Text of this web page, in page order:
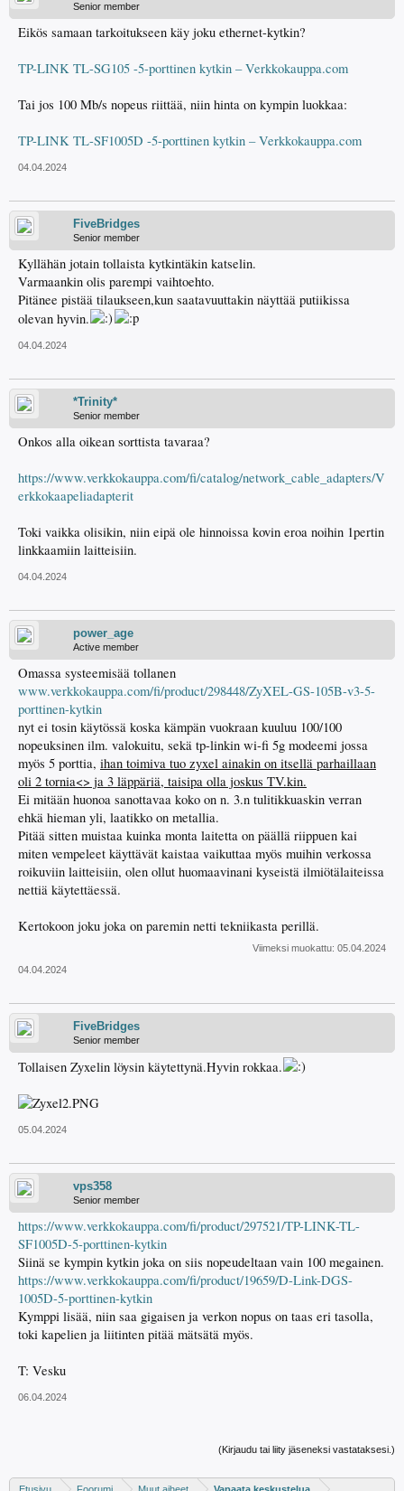
Senior member
Eikös samaan tarkoitukseen käy joku ethernet-kytkin?
TP-LINK TL-SG105 -5-porttinen kytkin – Verkkokauppa.com
Tai jos 100 Mb/s nopeus riittää, niin hinta on kympin luokkaa:
TP-LINK TL-SF1005D -5-porttinen kytkin – Verkkokauppa.com
04.04.2024
FiveBridges
Senior member
Kyllähän jotain tollaista kytkintäkin katselin.
Varmaankin olis parempi vaihtoehto.
Pitänee pistää tilaukseen,kun saatavuuttakin näyttää putiikissa
olevan hyvin.
04.04.2024
*Trinity*
Senior member
Onkos alla oikean sorttista tavaraa?
https://www.verkkokauppa.com/fi/catalog/network_cable_adapters/V
erkkokaapeliadapterit
Toki vaikka olisikin, niin eipä ole hinnoissa kovin eroa noihin 1pertin
linkkaamiin laitteisiin.
04.04.2024
power_age
Active member
Omassa systeemisää tollanen
www.verkkokauppa.com/fi/product/298448/ZyXEL-GS-105B-v3-5-
porttinen-kytkin
nyt ei tosin käytössä koska kämpän vuokraan kuuluu 100/100
nopeuksinen ilm. valokuitu, sekä tp-linkin wi-fi 5g modeemi jossa
myös 5 porttia, ihan toimiva tuo zyxel ainakin on itsellä parhaillaan
oli 2 tornia<> ja 3 läppäriä, taisipa olla joskus TV.kin.
Ei mitään huonoa sanottavaa koko on n. 3.n tulitikkuaskin verran
ehkä hieman yli, laatikko on metallia.
Pitää sitten muistaa kuinka monta laitetta on päällä riippuen kai
miten vempeleet käyttävät kaistaa vaikuttaa myös muihin verkossa
roikuviin laitteisiin, olen ollut huomaavinani kyseistä ilmiötälaiteissa
nettiä käytettäessä.
Kertokoon joku joka on paremin netti tekniikasta perillä.
Viimeksi muokattu: 05.04.2024
04.04.2024
FiveBridges
Senior member
Tollaisen Zyxelin löysin käytettynä.Hyvin rokkaa.
05.04.2024
vps358
Senior member
https://www.verkkokauppa.com/fi/product/297521/TP-LINK-TL-
SF1005D-5-porttinen-kytkin
Siinä se kympin kytkin joka on siis nopeudeltaan vain 100 megainen.
https://www.verkkokauppa.com/fi/product/19659/D-Link-DGS-
1005D-5-porttinen-kytkin
Kymppi lisää, niin saa gigaisen ja verkon nopus on taas eri tasolla,
toki kapelien ja liitinten pitää mätsätä myös.
T: Vesku
06.04.2024
(Kirjaudu tai liity jäseneksi vastataksesi.)